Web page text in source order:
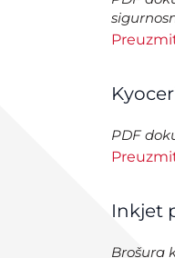
PDF
Inkjet
Brošura